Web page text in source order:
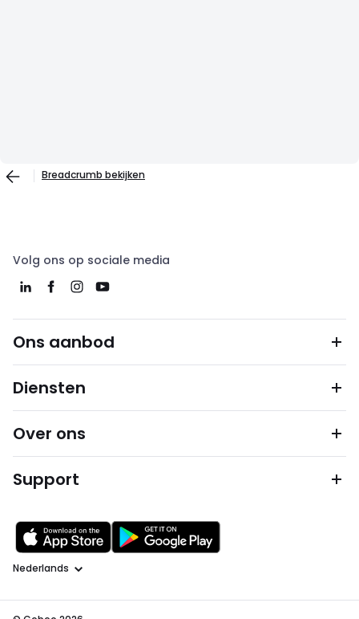
Breadcrumb bekijken
Volg ons op sociale media
Ons aanbod
Diensten
Over ons
Support
Taal